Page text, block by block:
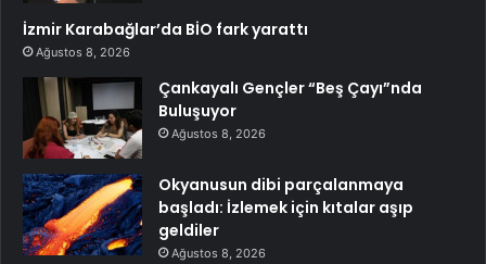
İzmir Karabağlar’da BİO fark yarattı
Ağustos 8, 2026
Çankayalı Gençler “Beş Çayı”nda
Buluşuyor
Ağustos 8, 2026
Okyanusun dibi parçalanmaya
başladı: İzlemek için kıtalar aşıp
geldiler
Ağustos 8, 2026